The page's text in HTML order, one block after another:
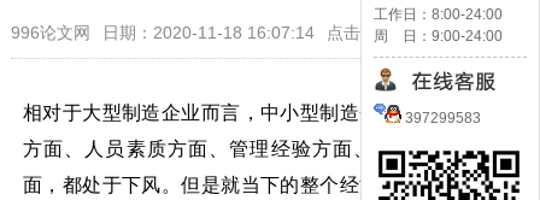
996论文网 日期：2020-11-18 16:07:14 点击：1126
相对于大型制造企业而言，中小型制造企业无论是在资金
方面、人员素质方面、管理经验方面、还是企业文化方
面，都处于下风。但是就当下的整个经济社会发展而言，
工作日：8:00-24:00
周 日：9:00-24:00
397299583